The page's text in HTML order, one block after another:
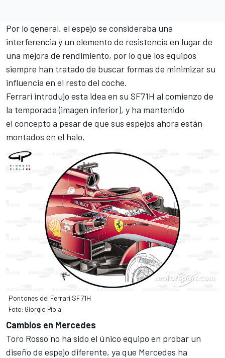
Por lo general, el espejo se consideraba una
interferencia y un elemento de resistencia en lugar de
una mejora de rendimiento, por lo que los equipos
siempre han tratado de buscar formas de minimizar su
influencia en el resto del coche.
Ferrari introdujo esta idea en su SF71H al comienzo de
la temporada (imagen inferior), y ha mantenido
el concepto a pesar de que sus espejos ahora están
montados en el halo.
Pontones del Ferrari SF71H
Foto: Giorgio Piola
Cambios en Mercedes
Toro Rosso no ha sido el único equipo en probar un
diseño de espejo diferente, ya que Mercedes ha